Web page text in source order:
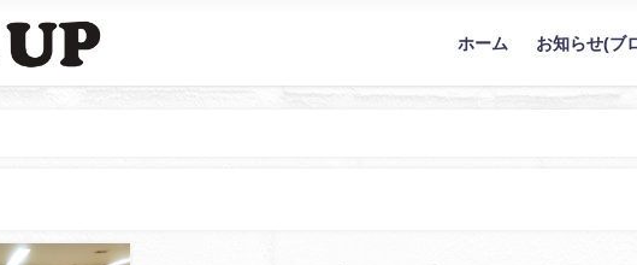
ホーム お知らせ(ブ
6月, 2021 | わーくあっぷ・ぼぬーる｜東京都指定の障がい者支援社会福祉施設（立川市/福